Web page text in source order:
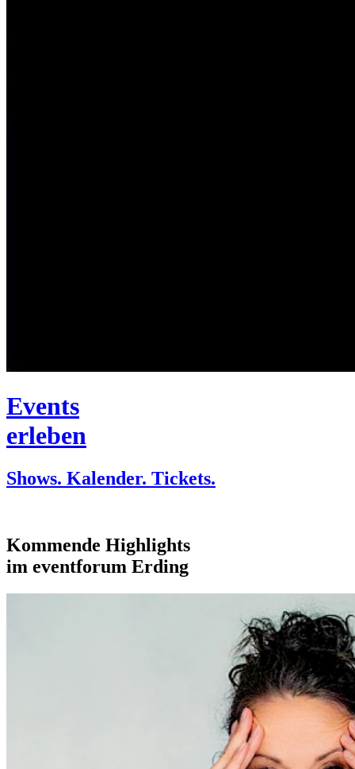
Events
erleben
Shows. Kalender. Tickets.
Kommende Highlights
im eventforum Erding